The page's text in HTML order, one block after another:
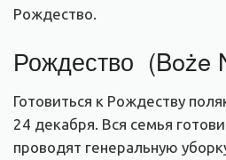
Рождество.
Рождество (Boże
Готовиться к Рождеству
24 декабря. Вся семья
проводят генеральную